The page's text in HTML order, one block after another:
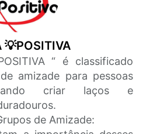
💡POSITIVA
“ é classificado
amizade para pessoas
criar laços e
de Amizade: